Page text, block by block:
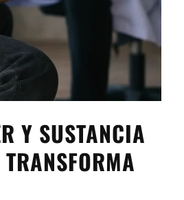
Y SUSTANCIA